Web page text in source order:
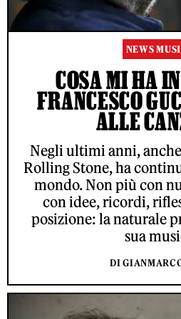
NEWS
COSA MI HA
FRANCESCO
ALLE
Negli ultimi anni,
Rolling Stone, ha
mondo. Non più con
con idee, ricordi,
posizione: la naturale
sua
DI